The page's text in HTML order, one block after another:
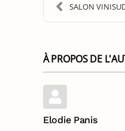
SALON
À PROPOS DE
Elodie Panis